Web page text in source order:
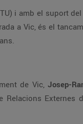
i amb el suport del
a Vic, és el
de Vic, Josep-
Relacions Externes